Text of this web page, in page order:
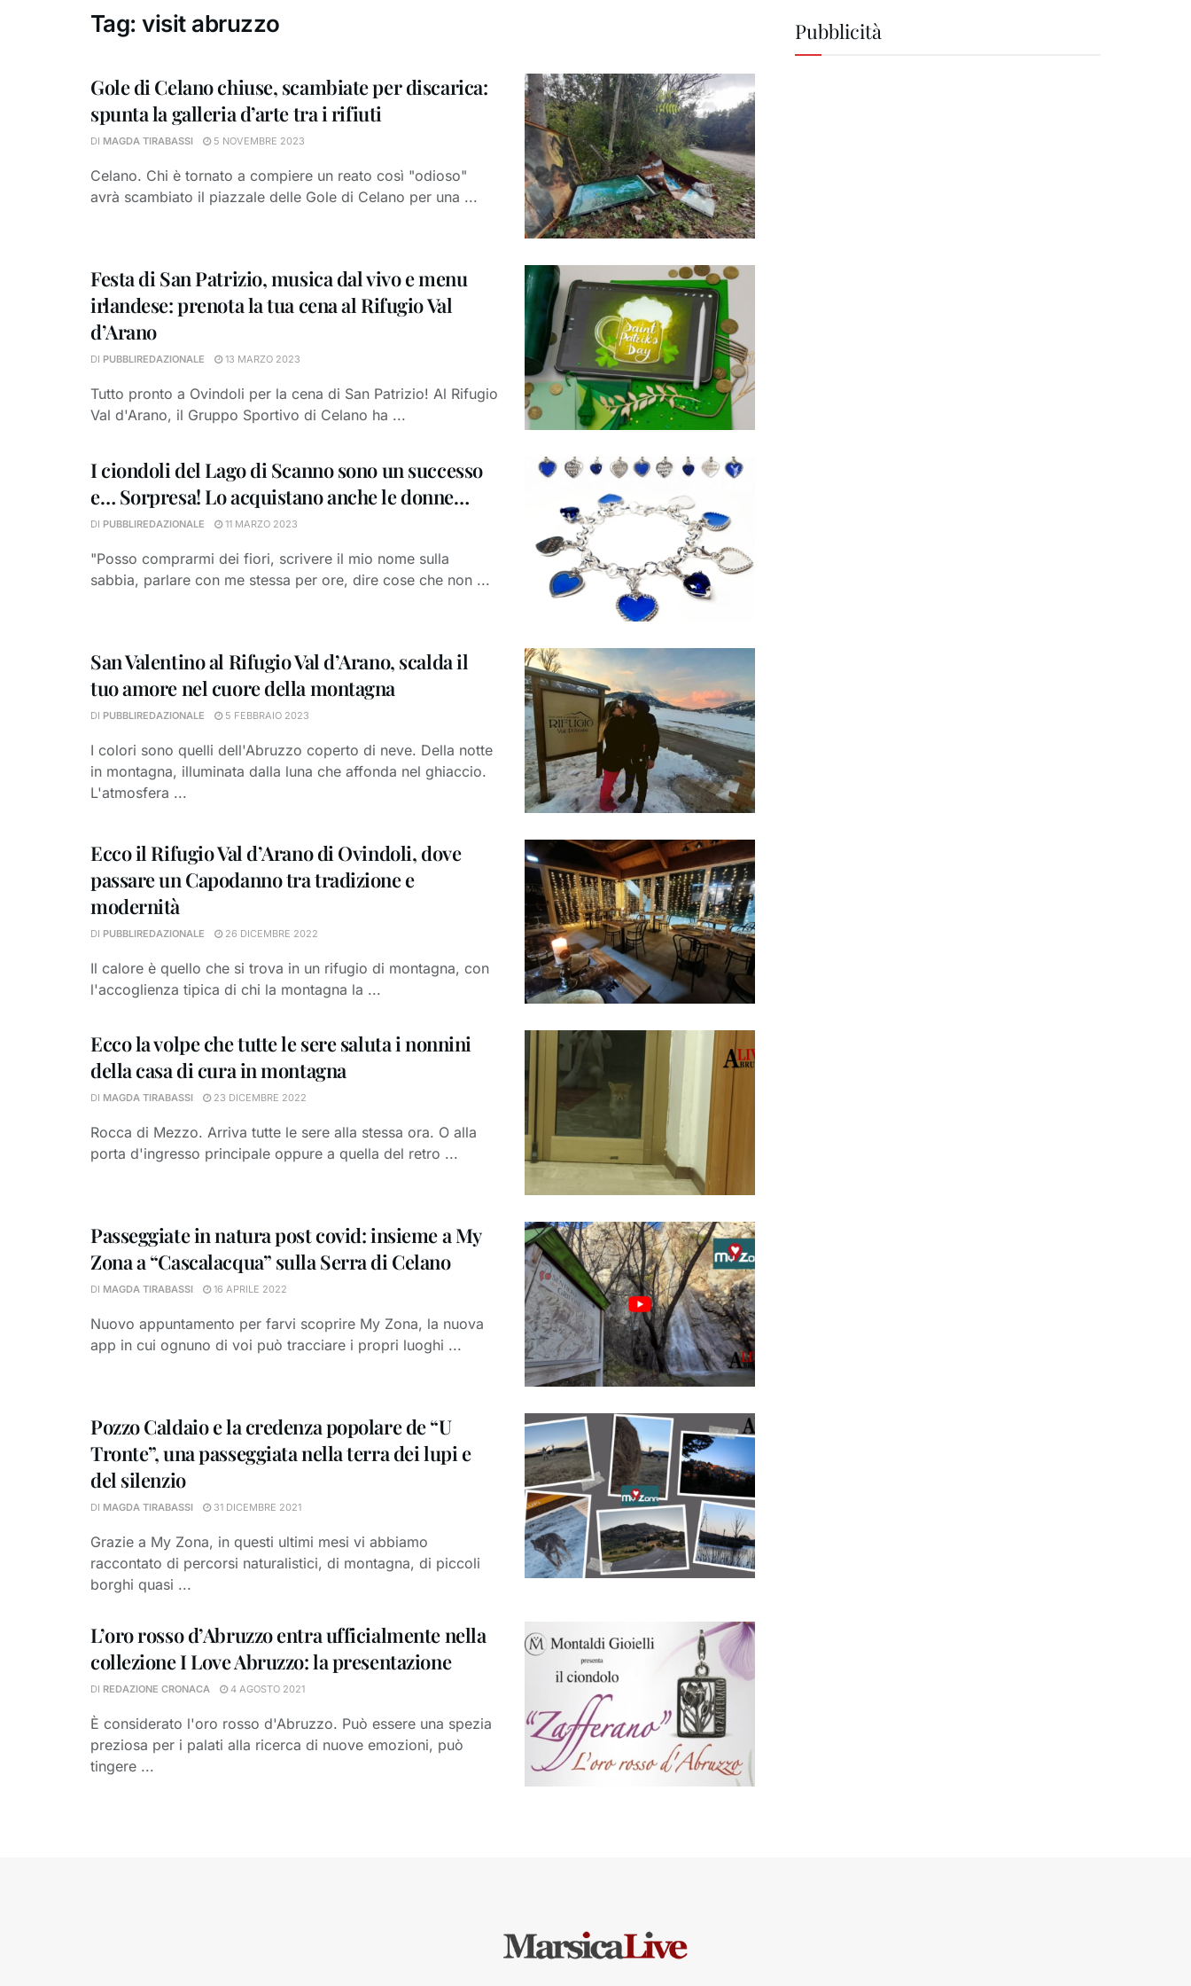
Tag:visit abruzzo
Gole di Celano chiuse, scambiate per discarica:
spunta la galleria d’arte tra i rifiuti
DI MAGDA TIRABASSI 5 NOVEMBRE 2023
Celano. Chi è tornato a compiere un reato così "odioso"
avrà scambiato il piazzale delle Gole di Celano per una ...
Festa di San Patrizio, musica dal vivo e menu
irlandese: prenota la tua cena al Rifugio Val
d’Arano
DI PUBBLIREDAZIONALE 13 MARZO 2023
Tutto pronto a Ovindoli per la cena di San Patrizio! Al Rifugio
Val d'Arano, il Gruppo Sportivo di Celano ha ...
I ciondoli del Lago di Scanno sono un successo
e… Sorpresa! Lo acquistano anche le donne…
DI PUBBLIREDAZIONALE 11 MARZO 2023
"Posso comprarmi dei fiori, scrivere il mio nome sulla
sabbia, parlare con me stessa per ore, dire cose che non ...
San Valentino al Rifugio Val d’Arano, scalda il
tuo amore nel cuore della montagna
DI PUBBLIREDAZIONALE 5 FEBBRAIO 2023
I colori sono quelli dell'Abruzzo coperto di neve. Della notte
in montagna, illuminata dalla luna che affonda nel ghiaccio.
L'atmosfera ...
Ecco il Rifugio Val d’Arano di Ovindoli, dove
passare un Capodanno tra tradizione e
modernità
DI PUBBLIREDAZIONALE 26 DICEMBRE 2022
Il calore è quello che si trova in un rifugio di montagna, con
l'accoglienza tipica di chi la montagna la ...
Ecco la volpe che tutte le sere saluta i nonnini
della casa di cura in montagna
DI MAGDA TIRABASSI 23 DICEMBRE 2022
Rocca di Mezzo. Arriva tutte le sere alla stessa ora. O alla
porta d'ingresso principale oppure a quella del retro ...
Passeggiate in natura post covid: insieme a My
Zona a “Cascalacqua” sulla Serra di Celano
DI MAGDA TIRABASSI 16 APRILE 2022
Nuovo appuntamento per farvi scoprire My Zona, la nuova
app in cui ognuno di voi può tracciare i propri luoghi ...
Pozzo Caldaio e la credenza popolare de “U
Tronte”, una passeggiata nella terra dei lupi e
del silenzio
DI MAGDA TIRABASSI 31 DICEMBRE 2021
Grazie a My Zona, in questi ultimi mesi vi abbiamo
raccontato di percorsi naturalistici, di montagna, di piccoli
borghi quasi ...
L’oro rosso d’Abruzzo entra ufficialmente nella
collezione I Love Abruzzo: la presentazione
DI REDAZIONE CRONACA 4 AGOSTO 2021
È considerato l'oro rosso d'Abruzzo. Può essere una spezia
preziosa per i palati alla ricerca di nuove emozioni, può
tingere ...
Pubblicità